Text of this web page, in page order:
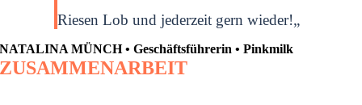
Riesen Lob und jederzeit gern wieder!„
NATALINA MÜNCH • Geschäftsführerin • Pinkmilk
ZUSAMMENARBEIT